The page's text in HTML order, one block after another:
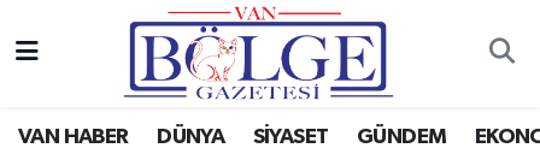
VAN HABER DÜNYA SİYASET GÜNDEM
Van Haber
Hava Durumu